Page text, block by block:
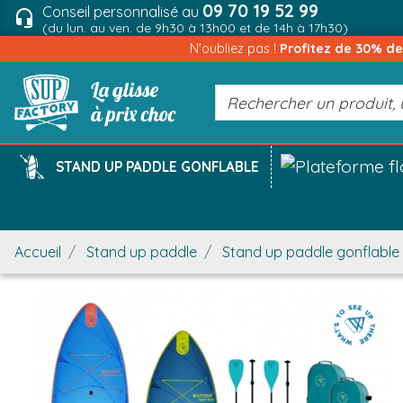
headset_mic Conseil personnalisé au 09 70 19 52 99
(du lun. au ven. de 9h30 à 13h00 et de 14h à 17h30)
N'oubliez pas ! Profitez de 30%
STAND UP PADDLE GONFLABLE
Accueil Stand up paddle Stand up paddle gonflable